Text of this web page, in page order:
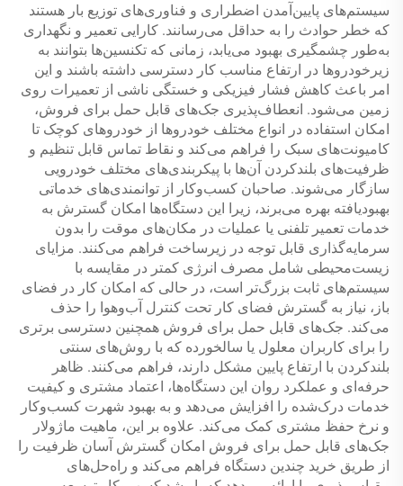
سیستم‌های پایین‌آمدن اضطراری و فناوری‌های توزیع بار هستند
که خطر حوادث را به حداقل می‌رسانند. کارایی تعمیر و نگهداری
به‌طور چشمگیری بهبود می‌یابد، زمانی که تکنسین‌ها بتوانند به
زیرخودروها در ارتفاع مناسب کار دسترسی داشته باشند و این
امر باعث کاهش فشار فیزیکی و خستگی ناشی از تعمیرات روی
زمین می‌شود. انعطاف‌پذیری جک‌های قابل حمل برای فروش،
امکان استفاده در انواع مختلف خودروها از خودروهای کوچک تا
کامیونت‌های سبک را فراهم می‌کند و نقاط تماس قابل تنظیم و
ظرفیت‌های بلندکردن آن‌ها با پیکربندی‌های مختلف خودرویی
سازگار می‌شوند. صاحبان کسب‌وکار از توانمندی‌های خدماتی
بهبودیافته بهره می‌برند، زیرا این دستگاه‌ها امکان گسترش به
خدمات تعمیر تلفنی یا عملیات در مکان‌های موقت را بدون
سرمایه‌گذاری قابل توجه در زیرساخت فراهم می‌کنند. مزایای
زیست‌محیطی شامل مصرف انرژی کمتر در مقایسه با
سیستم‌های ثابت بزرگ‌تر است، در حالی که امکان کار در فضای
باز، نیاز به گسترش فضای کار تحت کنترل آب‌وهوا را حذف
می‌کند. جک‌های قابل حمل برای فروش همچنین دسترسی برتری
را برای کاربران معلول یا سالخورده که با روش‌های سنتی
بلندکردن با ارتفاع پایین مشکل دارند، فراهم می‌کنند. ظاهر
حرفه‌ای و عملکرد روان این دستگاه‌ها، اعتماد مشتری و کیفیت
خدمات درک‌شده را افزایش می‌دهد و به بهبود شهرت کسب‌وکار
و نرخ حفظ مشتری کمک می‌کند. علاوه بر این، ماهیت ماژولار
جک‌های قابل حمل برای فروش امکان گسترش آسان ظرفیت را
از طریق خرید چندین دستگاه فراهم می‌کند و راه‌حل‌های